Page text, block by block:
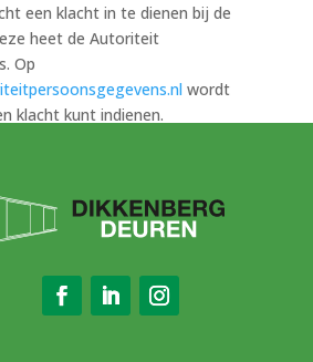
een klacht in te dienen bij de
heet de Autoriteit
Op
wordt
klacht kunt indienen.